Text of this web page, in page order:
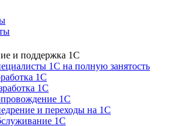
и поддержка 1C
1C на полную занятость
1C
1C
1C
и переходы на 1C
1C